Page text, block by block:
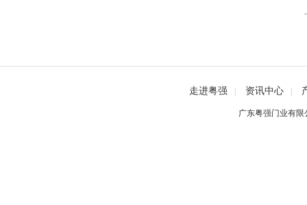
走进粤强 资讯中心
广东粤强门业有限